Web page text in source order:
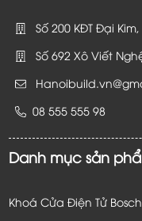
Số 200 KĐT Đại
Số 692 Xô Viết
08 555 555 98
Danh mục sản
Khoá Cửa Điện Tử Bosch